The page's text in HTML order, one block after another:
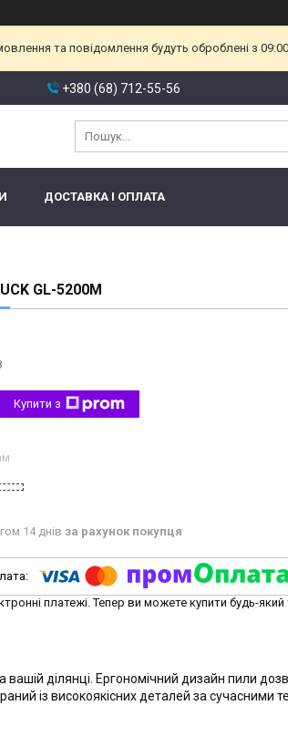
та повідомлення будуть оброблені з
+380 (68) 712-55-56
ДОСТАВКА І ОПЛАТА
GL-5200М
Купити з
14 днів за рахунок покупця
платежі. Тепер ви можете купити будь-
вашій ділянці. Ергономічний дизайн пили
із високоякісних деталей за сучасними